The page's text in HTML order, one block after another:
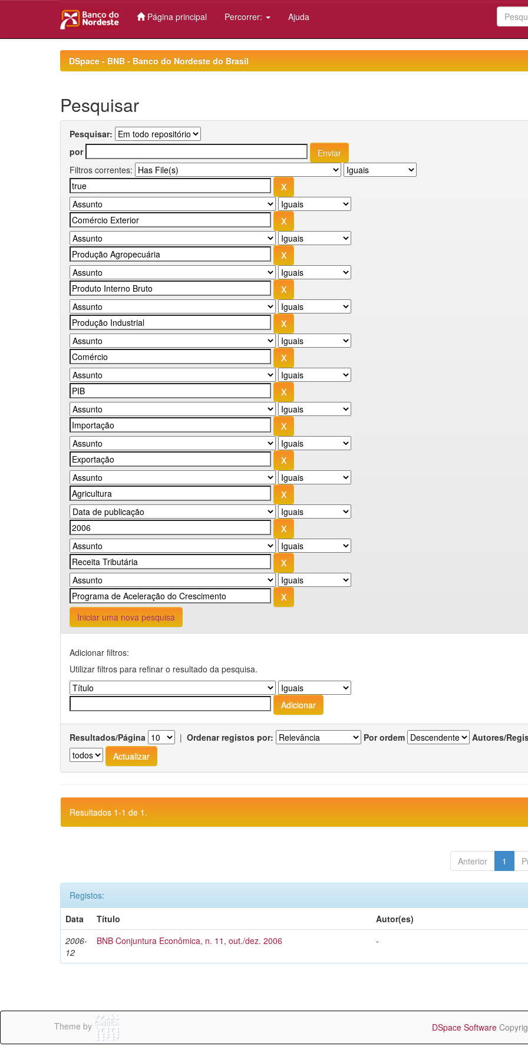
Página principal Percorrer: Ajuda
DSpace - BNB - Banco do Nordeste do Brasil
Pesquisar
Pesquisar:
por
Filtros correntes:
Iniciar uma nova pesquisa
Adicionar filtros:
Utilizar filtros para refinar o resultado da pesquisa.
Resultados/Página | Ordenar registos por: Por ordem Autores/
Resultados 1-1 de 1.
Anterior 1
Registos:
Data
Título
Autor(es)
2006-
12
BNB Conjuntura Econômica, n. 11, out./dez. 2006 -
Theme by DSpace Software